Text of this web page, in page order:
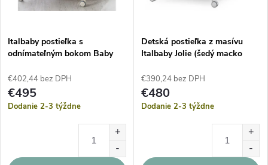
Italbaby postieľka s
odnímateľným bokom Baby
€402,44 bez DPH
€495
Dodanie 2-3 týždne
Detská postieľka z masívu
Italbaby Jolie (šedý macko
€390,24 bez DPH
€480
Dodanie 2-3 týždne